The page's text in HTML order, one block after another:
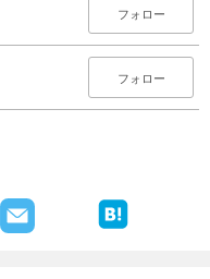
フォロー
フォロー